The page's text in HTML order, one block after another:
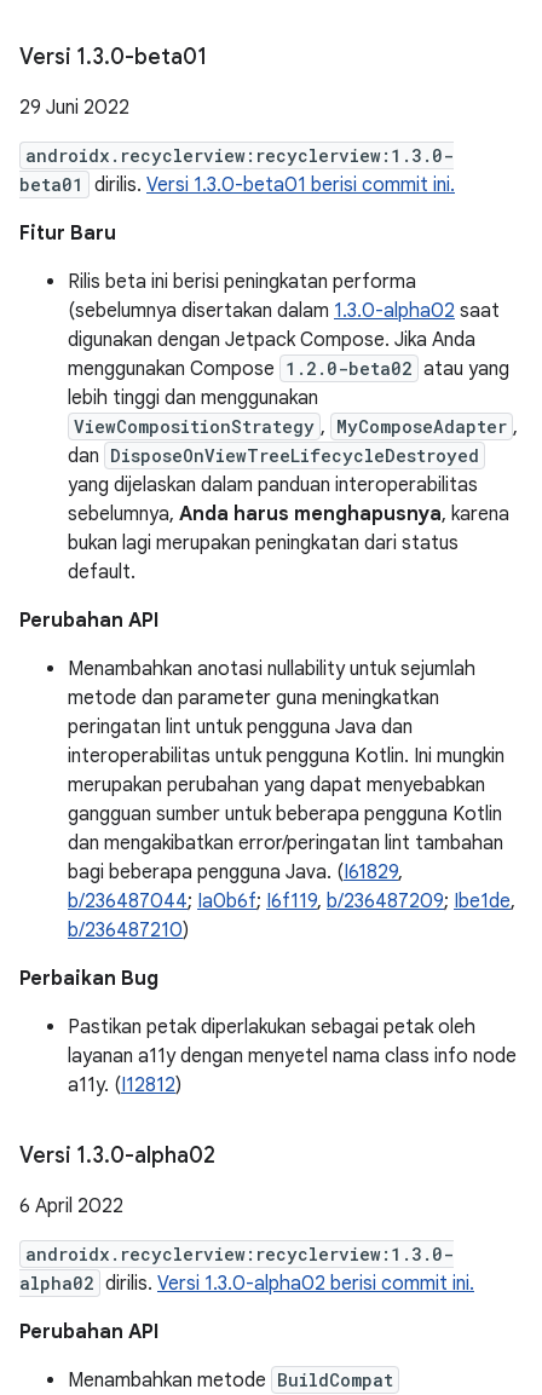
Versi 1.3.0-beta01
29 Juni 2022
androidx.recyclerview:recyclerview:1.3.0-
beta01
dirilis. Versi 1.3.0-beta01 berisi commit ini.
Fitur Baru
Rilis beta ini berisi peningkatan performa
(sebelumnya disertakan dalam 1.3.0-alpha02 saat
digunakan dengan Jetpack Compose. Jika Anda
menggunakan Compose 1.2.0-beta02 atau yang
lebih tinggi dan menggunakan
ViewCompositionStrategy , MyComposeAdapter ,
dan DisposeOnViewTreeLifecycleDestroyed
yang dijelaskan dalam panduan interoperabilitas
sebelumnya, Anda harus menghapusnya, karena
bukan lagi merupakan peningkatan dari status
default.
Perubahan API
Menambahkan anotasi nullability untuk sejumlah
metode dan parameter guna meningkatkan
peringatan lint untuk pengguna Java dan
interoperabilitas untuk pengguna Kotlin. Ini mungkin
merupakan perubahan yang dapat menyebabkan
gangguan sumber untuk beberapa pengguna Kotlin
dan mengakibatkan error/peringatan lint tambahan
bagi beberapa pengguna Java. (I61829,
b/236487044; Ia0b6f; I6f119, b/236487209; Ibe1de,
b/236487210)
Perbaikan Bug
Pastikan petak diperlakukan sebagai petak oleh
layanan a11y dengan menyetel nama class info node
a11y. (I12812)
Versi 1.3.0-alpha02
6 April 2022
androidx.recyclerview:recyclerview:1.3.0-
alpha02 dirilis. Versi 1.3.0-alpha02 berisi commit ini.
Perubahan API
Menambahkan metode BuildCompat